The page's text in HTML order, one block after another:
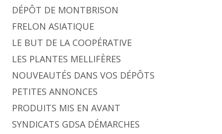
DÉPÔT DE MONTBRISON
FRELON ASIATIQUE
LE BUT DE LA COOPÉRATIVE
LES PLANTES MELLIFÈRES
NOUVEAUTÉS DANS VOS DÉPÔTS
PETITES ANNONCES
PRODUITS MIS EN AVANT
SYNDICATS GDSA DÉMARCHES